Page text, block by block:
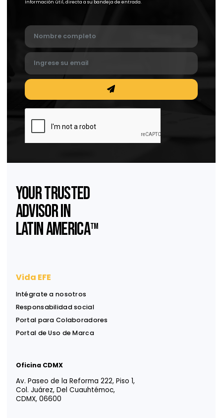
Abogados en Tijuana: claves para una
relación efectiva
Abogados en Tijuana: claves para una relación efectiva
Suscríbase a nuestro
Newsletter